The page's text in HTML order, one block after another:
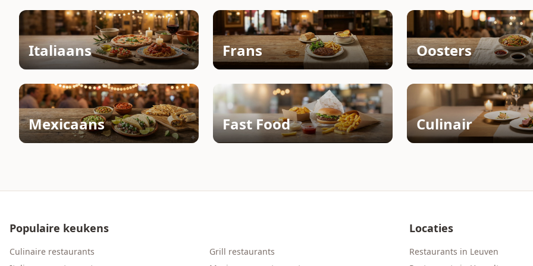
Italiaans Frans Oosters
Mexicaans Fast Food Culinair
Populaire keukens
Culinaire restaurants
Grill restaurants
Locaties
Restaurants in Leuven